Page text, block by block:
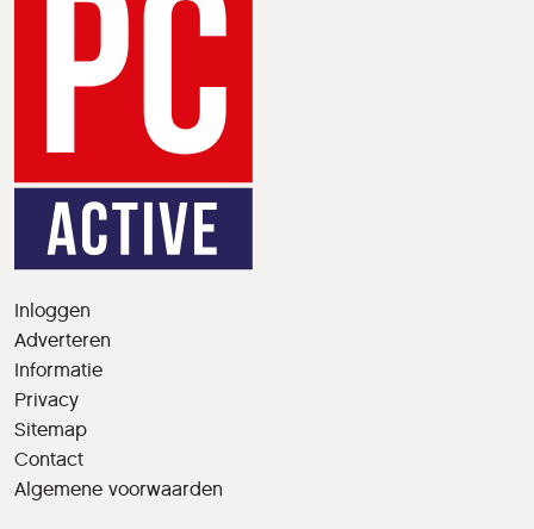
Inloggen
Adverteren
Informatie
Privacy
Sitemap
Contact
Algemene voorwaarden